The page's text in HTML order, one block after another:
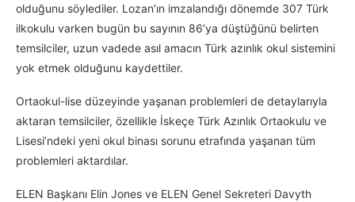
olduğunu söylediler. Lozan’ın imzalandığı dönemde 307 Türk
ilkokulu varken bugün bu sayının 86’ya düştüğünü belirten
temsilciler, uzun vadede asıl amacın Türk azınlık okul sistemini
yok etmek olduğunu kaydettiler.
Ortaokul-lise düzeyinde yaşanan problemleri de detaylarıyla
aktaran temsilciler, özellikle İskeçe Türk Azınlık Ortaokulu ve
Lisesi’ndeki yeni okul binası sorunu etrafında yaşanan tüm
problemleri aktardılar.
ELEN Başkanı Elin Jones ve ELEN Genel Sekreteri Davyth